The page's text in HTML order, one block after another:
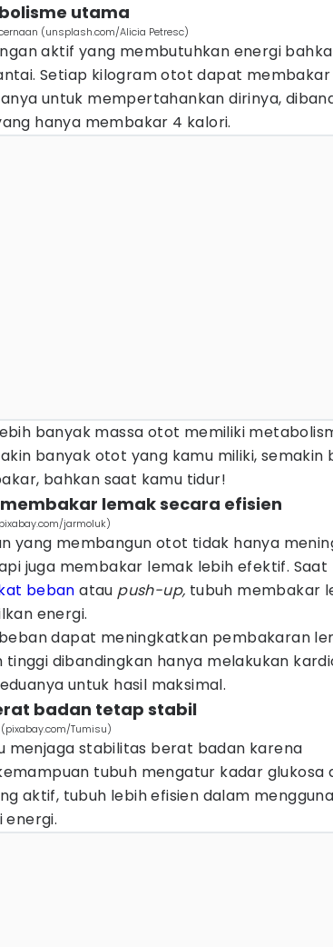
utama
(unsplash.com/Alicia Petresc)
aktif yang membutuhkan energi
Setiap kilogram otot dapat membakar
untuk mempertahankan dirinya,
hanya membakar 4 kalori.
banyak massa otot memiliki
banyak otot yang kamu miliki, semakin
bahkan saat kamu tidur!
lemak secara efisien
jarmoluk)
yang membangun otot tidak hanya
juga membakar lemak lebih efektif. Saat
beban atau push-up, tubuh membakar
energi.
dapat meningkatkan pembakaran
tinggi dibandingkan hanya melakukan
untuk hasil maksimal.
badan tetap stabil
Tumisu)
menjaga stabilitas berat badan karena
tubuh mengatur kadar glukosa
aktif, tubuh lebih efisien dalam
energi.